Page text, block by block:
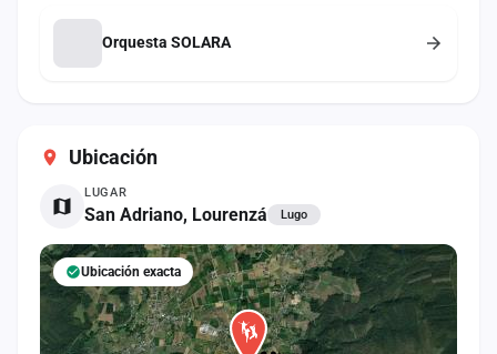
Ubicación
LUGAR
San Adriano, Lourenzá Lugo
Ubicación exacta
Orquesta SOLARA